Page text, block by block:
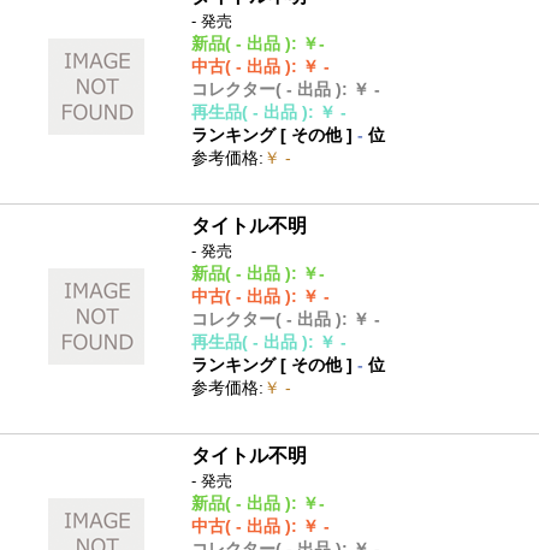
- 発売
新品( - 出品 ): ￥-
中古( - 出品 ): ￥ -
コレクター( - 出品 ): ￥ -
再生品( - 出品 ): ￥ -
ランキング [ その他]- 位
参考価格: ￥ -
タイトル不明
- 発売
新品( - 出品 ): ￥-
中古( - 出品 ): ￥ -
コレクター( - 出品 ): ￥ -
再生品( - 出品 ): ￥ -
ランキング [ その他]- 位
参考価格: ￥ -
タイトル不明
- 発売
新品( - 出品 ): ￥-
中古( - 出品 ): ￥ -